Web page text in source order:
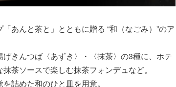
あんと茶と」とともに贈る “和（なごみ）”のア
きんつば〈あずき〉・〈抹茶〉の3種に、ホテ
茶ソースで楽しむ抹茶フォンデュなど。
詰めた和のひと皿を用意。